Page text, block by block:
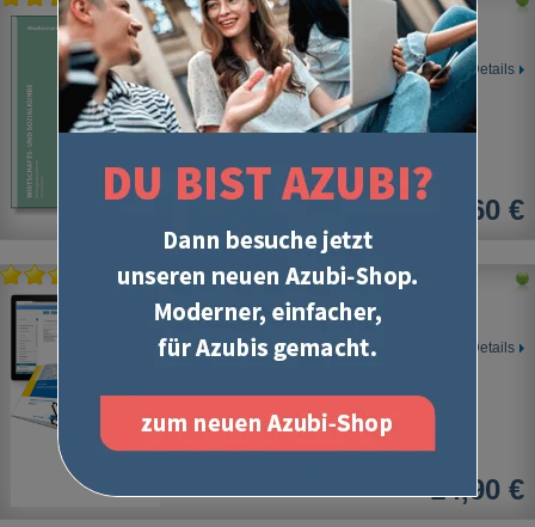
Wirtschafts- und Sozialkunde
Prüfungssimulationen
Details
12,60 €
Wirtschafts- und Sozialkunde
Prüfungssimulation Abschlussprüfung
Details
14,90 €